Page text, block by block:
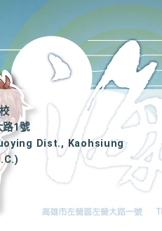
路1號
Dist., Kaohsiung